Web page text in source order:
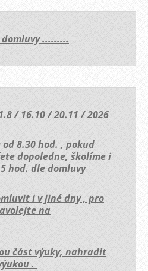
.........
/ 16.10 / 20.11 / 2026
8.30 hod. , pokud
dopoledne, školíme i
hod. dle domluvy
i v jiné dny , pro
na
část výuky, nahradit
.